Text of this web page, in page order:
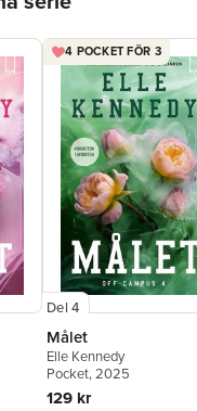
4 POCKET FÖR 3
Del 4
Målet
Elle Kennedy
Pocket, 2025
129 kr